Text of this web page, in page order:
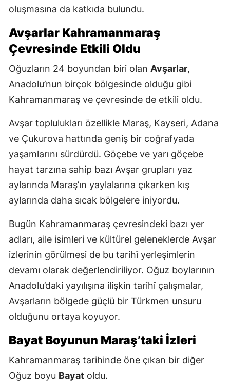
oluşmasına da katkıda bulundu.
Avşarlar Kahramanmaraş
Çevresinde Etkili Oldu
Oğuzların 24 boyundan biri olan Avşarlar,
Anadolu’nun birçok bölgesinde olduğu gibi
Kahramanmaraş ve çevresinde de etkili oldu.
Avşar toplulukları özellikle Maraş, Kayseri, Adana
ve Çukurova hattında geniş bir coğrafyada
yaşamlarını sürdürdü. Göçebe ve yarı göçebe
hayat tarzına sahip bazı Avşar grupları yaz
aylarında Maraş’ın yaylalarına çıkarken kış
aylarında daha sıcak bölgelere iniyordu.
Bugün Kahramanmaraş çevresindeki bazı yer
adları, aile isimleri ve kültürel geleneklerde Avşar
izlerinin görülmesi de bu tarihî yerleşimlerin
devamı olarak değerlendiriliyor. Oğuz boylarının
Anadolu’daki yayılışına ilişkin tarihî çalışmalar,
Avşarların bölgede güçlü bir Türkmen unsuru
olduğunu ortaya koyuyor.
Bayat Boyunun Maraş’taki İzleri
Kahramanmaraş tarihinde öne çıkan bir diğer
Oğuz boyu Bayat oldu.